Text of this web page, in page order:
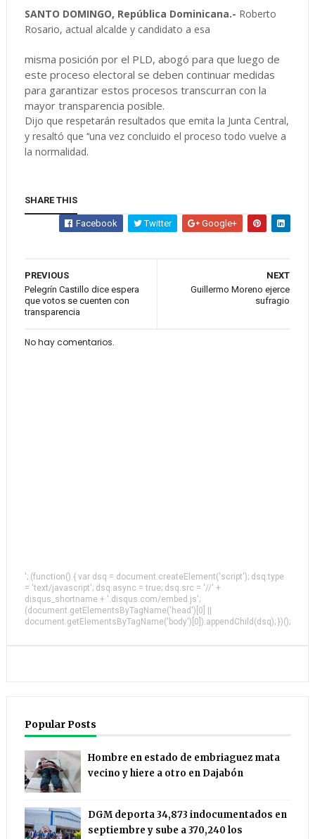
SANTO DOMINGO, República Dominicana.- Roberto
Rosario, actual alcalde y candidato a esa
misma posición por el PLD, abogó para que luego de
este proceso electoral se deben continuar medidas
para garantizar estos procesos transcurran con la
mayor transparencia posible.
Dijo que respetarán resultados que emita la Junta Central,
y resaltó que ‘‘una vez concluido el proceso todo vuelve a
la normalidad.
SHARE THIS
Facebook Twitter Google+
NEXT
Guillermo Moreno ejerce
sufragio
PREVIOUS
Pelegrín Castillo dice espera
que votos se cuenten con
transparencia
No hay comentarios.
'; (function() { var dsq = document.createElement('script'); dsq.type
= 'text/javascript'; dsq.async = true; dsq.src = '//' +
disqus_shortname + '.disqus.com/embed.js';
(document.getElementsByTagName('head')[0] ||
document.getElementsByTagName('body')[0]).appendChild(dsq); })();
Popular Posts
Hombre en estado de embriaguez mata
vecino y hiere a otro en Dajabón
DGM deporta 34,873 indocumentados en
septiembre y sube a 370,240 los